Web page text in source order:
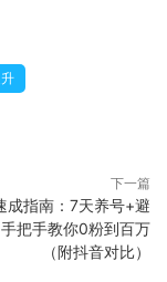
下一篇
成指南：7天养号+避
把手教你0粉到百万
（附抖音对比）